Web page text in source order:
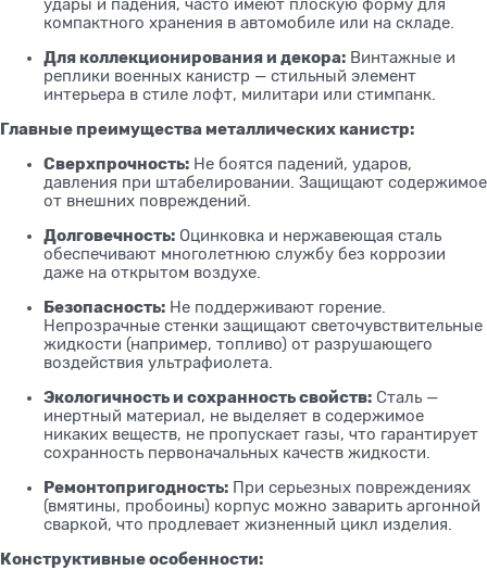
удары и падения, часто имеют плоскую форму для
компактного хранения в автомобиле или на складе.
Для коллекционирования и декора: Винтажные и
реплики военных канистр — стильный элемент
интерьера в стиле лофт, милитари или стимпанк.
Главные преимущества металлических канистр:
Сверхпрочность: Не боятся падений, ударов,
давления при штабелировании. Защищают содержимое
от внешних повреждений.
Долговечность: Оцинковка и нержавеющая сталь
обеспечивают многолетнюю службу без коррозии
даже на открытом воздухе.
Безопасность: Не поддерживают горение.
Непрозрачные стенки защищают светочувствительные
жидкости (например, топливо) от разрушающего
воздействия ультрафиолета.
Экологичность и сохранность свойств: Сталь —
инертный материал, не выделяет в содержимое
никаких веществ, не пропускает газы, что гарантирует
сохранность первоначальных качеств жидкости.
Ремонтопригодность: При серьезных повреждениях
(вмятины, пробоины) корпус можно заварить аргонной
сваркой, что продлевает жизненный цикл изделия.
Конструктивные особенности: